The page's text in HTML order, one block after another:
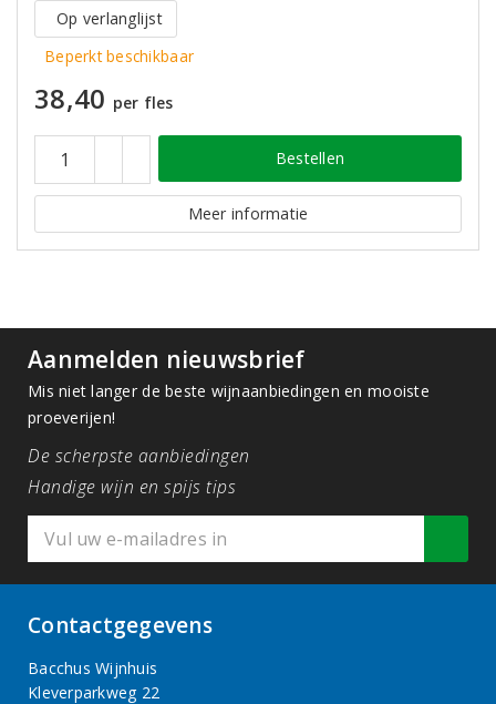
Op verlanglijst
Beperkt beschikbaar
38,40 per fles
Bestellen
Meer informatie
Aanmelden nieuwsbrief
Mis niet langer de beste wijnaanbiedingen en mooiste
proeverijen!
De scherpste aanbiedingen
Handige wijn en spijs tips
Contactgegevens
Bacchus Wijnhuis
Kleverparkweg 22